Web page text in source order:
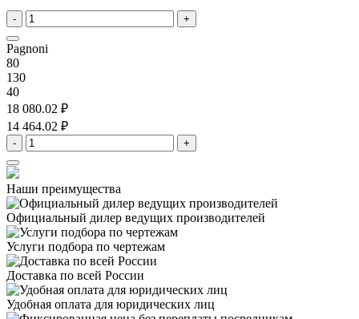
- +
Pagnoni
80
130
40
18 080.02 ₽
14 464.02 ₽
- +
Наши преимущества
Официальный дилер ведущих производителей
Услуги подбора по чертежам
Доставка по всей России
Удобная оплата для юридических лиц